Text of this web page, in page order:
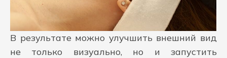
В результате можно улучшить внешний вид
не только визуально, но и запустить